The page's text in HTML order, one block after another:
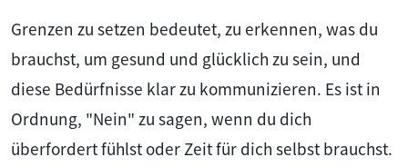
Grenzen zu setzen bedeutet, zu erkennen, was du
brauchst, um gesund und glücklich zu sein, und
diese Bedürfnisse klar zu kommunizieren. Es ist in
Ordnung, "Nein" zu sagen, wenn du dich
überfordert fühlst oder Zeit für dich selbst brauchst.